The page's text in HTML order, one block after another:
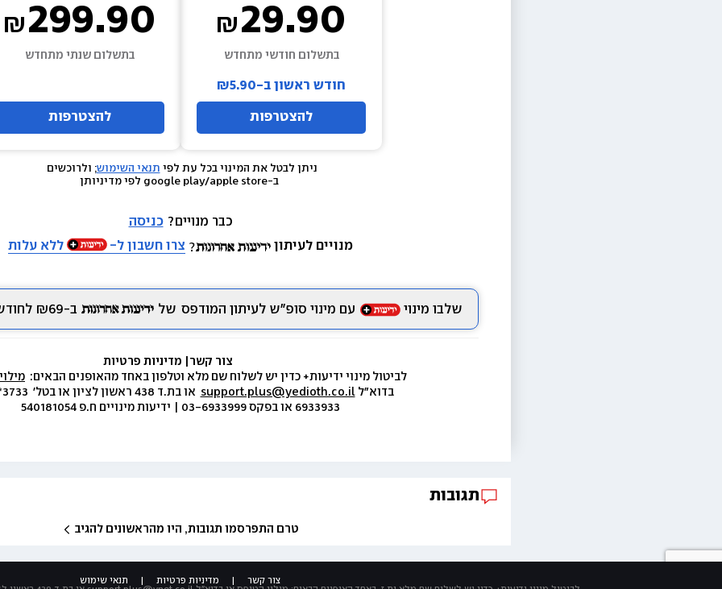
29.90
בתשלום חודשי מתחדש
חודש ראשון ב-₪5.90
להצטרפות
299.90
בתשלום שנתי מתחדש
להצטרפות
ניתן לבטל את המינוי בכל עת לפי תנאי השימוש; ולרוכשים
כבר מנויים? כניסה
מנויים לעיתון
צרו חשבון ל- ללא עלות
שלבו מינוי עם מינוי סופ״ש לעיתון המודפס של ב-₪69 לחודש.
צור קשר
לביטול מינוי ידיעות+ כדין יש לשלוח שם מלא וטלפון באחד מהאופנים הבאים:
בדוא״ל support.plus@yedioth.co.il
6933933 או בפקס 03-6933999 | ידיעות מינויים ח.פ 540181054
תגובות
טרם התפרסמו תגובות, היו מהראשונים להגיב
צור קשר מדיניות פרטיות
תנאי שימוש